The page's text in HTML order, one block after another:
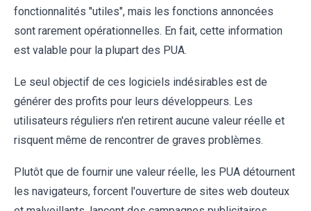
fonctionnalités "utiles", mais les fonctions annoncées
sont rarement opérationnelles. En fait, cette information
est valable pour la plupart des PUA.
Le seul objectif de ces logiciels indésirables est de
générer des profits pour leurs développeurs. Les
utilisateurs réguliers n'en retirent aucune valeur réelle et
risquent même de rencontrer de graves problèmes.
Plutôt que de fournir une valeur réelle, les PUA détournent
les navigateurs, forcent l'ouverture de sites web douteux